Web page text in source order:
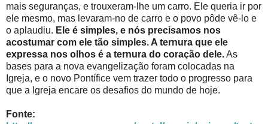
mais seguranças, e trouxeram-lhe um carro. Ele queria ir por
ele mesmo, mas levaram-no de carro e o povo pôde vê-lo e
o aplaudiu. Ele é simples, e nós precisamos nos
acostumar com ele tão simples. A ternura que ele
expressa nos olhos é a ternura do coração dele.As
bases para a nova evangelização foram colocadas na
Igreja, e o novo Pontífice vem trazer todo o progresso para
que a Igreja encare os desafios do mundo de hoje.
Fonte: